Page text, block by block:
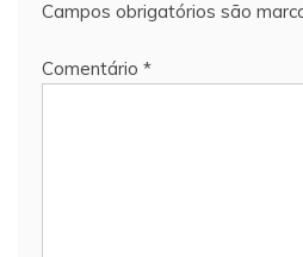
Campos obrigatórios são
Comentário *